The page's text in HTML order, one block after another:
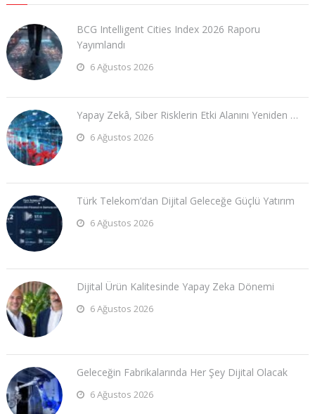
BCG Intelligent Cities Index 2026 Raporu
Yayımlandı
6 Ağustos 2026
Yapay Zekâ, Siber Risklerin Etki Alanını Yeniden …
6 Ağustos 2026
Türk Telekom’dan Dijital Geleceğe Güçlü Yatırım
6 Ağustos 2026
Dijital Ürün Kalitesinde Yapay Zeka Dönemi
6 Ağustos 2026
Geleceğin Fabrikalarında Her Şey Dijital Olacak
6 Ağustos 2026